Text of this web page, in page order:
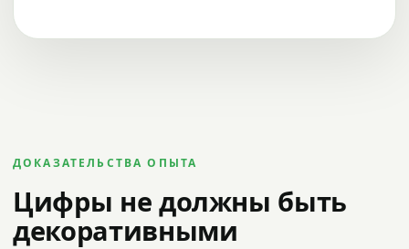
ДОКАЗАТЕЛЬСТВА ОПЫТА
Цифры не должны быть
декоративными